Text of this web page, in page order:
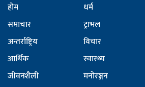
होम
समाचार
अन्तर्राष्ट्रिय
आर्थिक
जीवनशैली
धर्म
ट्राभल
विचार
स्वास्थ्य
मनोरञ्जन